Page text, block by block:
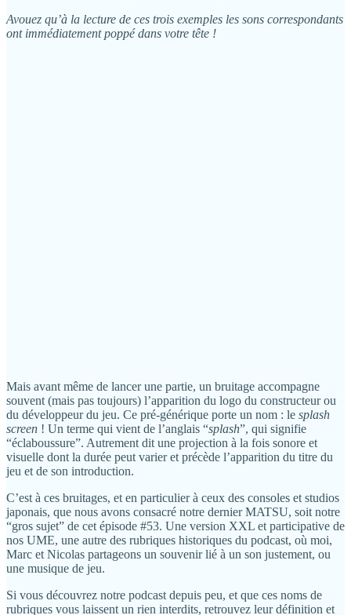
Avouez qu’à la lecture de ces trois exemples les sons correspondants
ont immédiatement poppé dans votre tête !
Mais avant même de lancer une partie, un bruitage accompagne
souvent (mais pas toujours) l’apparition du logo du constructeur ou
du développeur du jeu. Ce pré-générique porte un nom : le splash
screen ! Un terme qui vient de l’anglais “splash”, qui signifie
“éclaboussure”. Autrement dit une projection à la fois sonore et
visuelle dont la durée peut varier et précède l’apparition du titre du
jeu et de son introduction.
C’est à ces bruitages, et en particulier à ceux des consoles et studios
japonais, que nous avons consacré notre dernier MATSU, soit notre
“gros sujet” de cet épisode #53. Une version XXL et participative de
nos UME, une autre des rubriques historiques du podcast, où moi,
Marc et Nicolas partageons un souvenir lié à un son justement, ou
une musique de jeu.
Si vous découvrez notre podcast depuis peu, et que ces noms de
rubriques vous laissent un rien interdits, retrouvez leur définition et